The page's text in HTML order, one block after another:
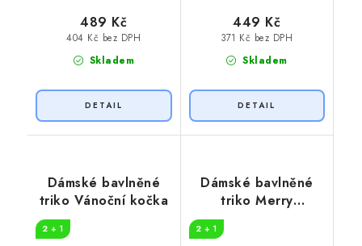
Skladem
404 Kč bez DPH
489 Kč
Skladem
371 Kč bez DPH
449 Kč
Dámské bavlněné
triko Vánoční kočka
2 + 1
Dámské bavlněné
triko Merry
2 + 1